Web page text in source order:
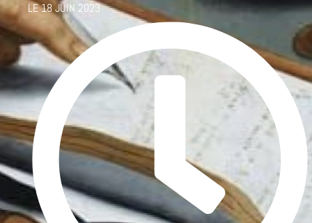
LE18 JUIN 2023